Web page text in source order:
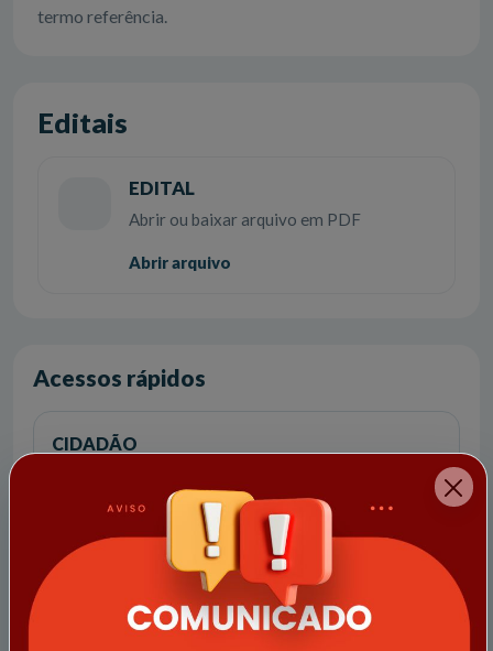
termo referência.
Editais
EDITAL
Abrir ou baixar arquivo em PDF
Abrir arquivo
Acessos rápidos
CIDADÃO
SERVIDOR